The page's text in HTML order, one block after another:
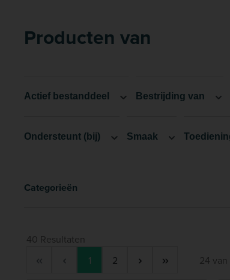
Producten van
Actief bestanddeel Bestrijding van
Ondersteunt (bij) Smaak
Categorieën
40 Resultaten
Pagina
1 Pagina
2 24